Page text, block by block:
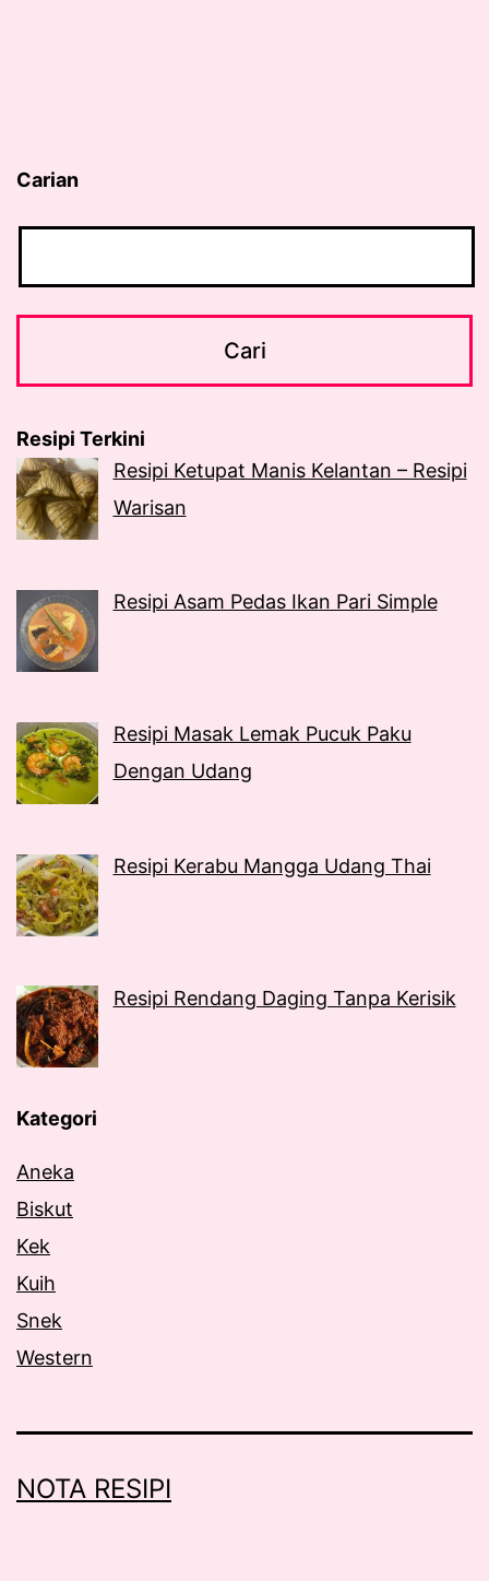
Carian
Resipi Terkini
Resipi Ketupat Manis Kelantan – Resipi
Warisan
Resipi Asam Pedas Ikan Pari Simple
Resipi Masak Lemak Pucuk Paku
Dengan Udang
Resipi Kerabu Mangga Udang Thai
Resipi Rendang Daging Tanpa Kerisik
Kategori
Aneka
Biskut
Kek
Kuih
Snek
Western
NOTA RESIPI